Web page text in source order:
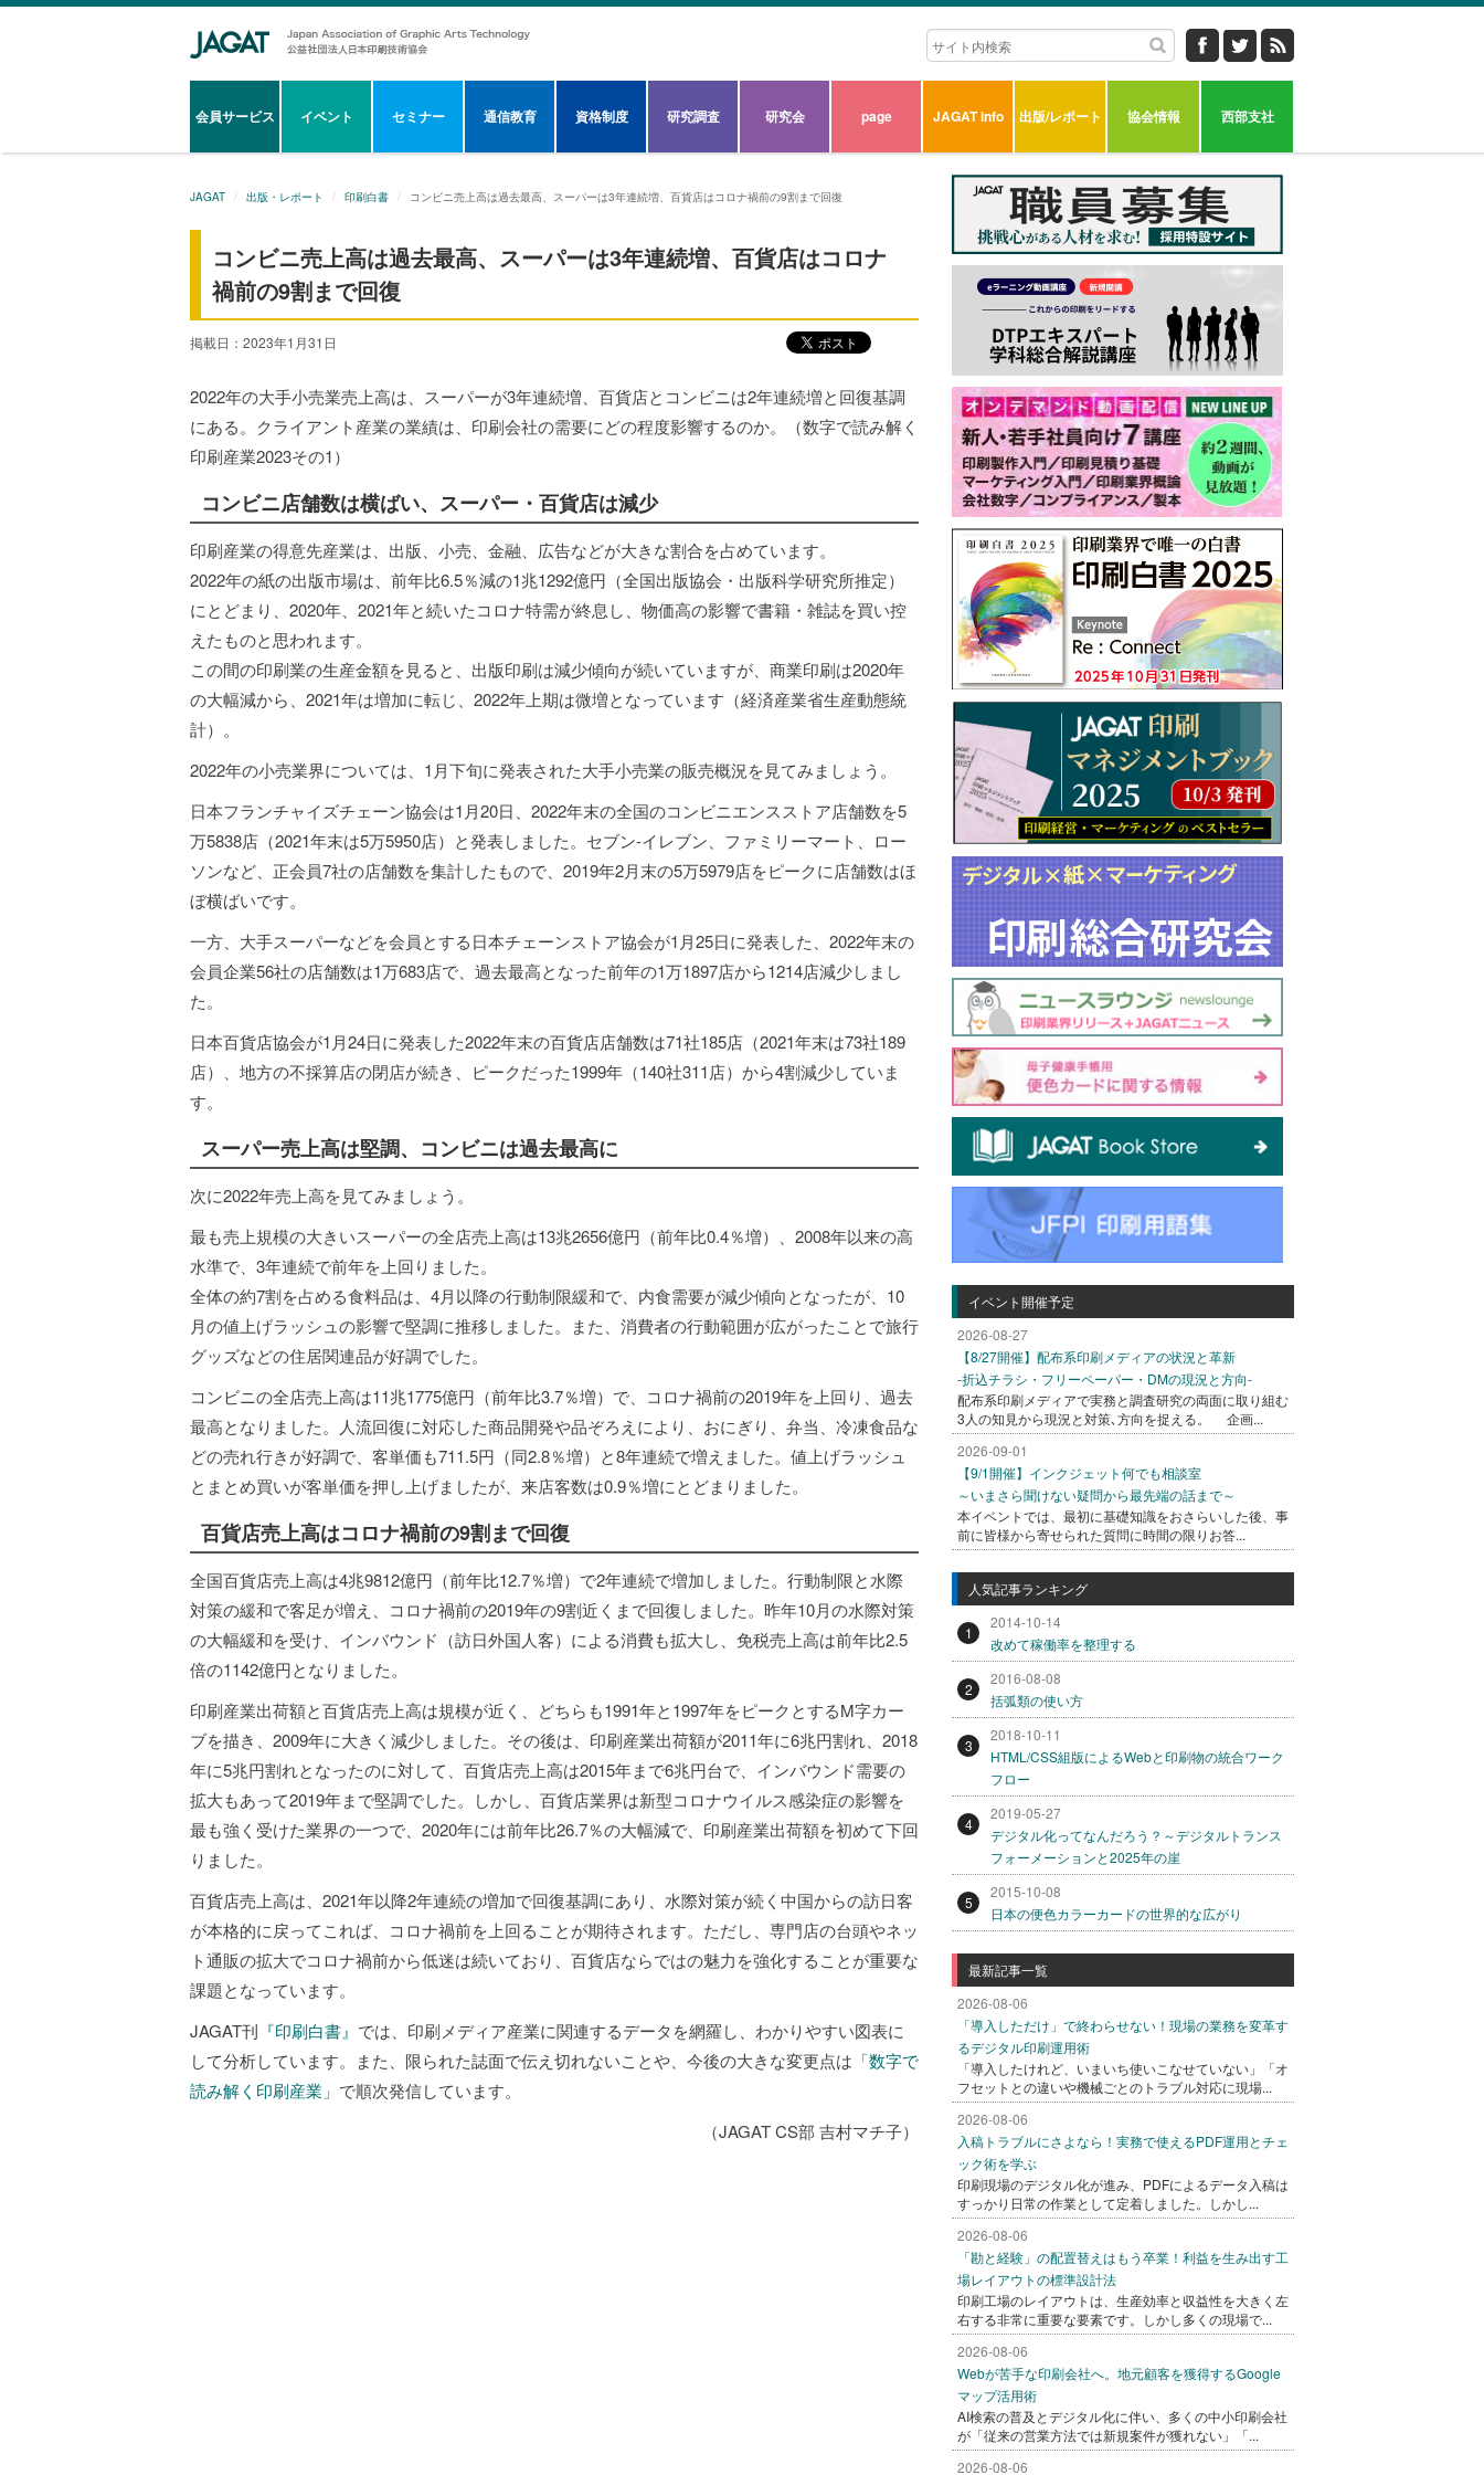
会員サービス イベント セミナー 通信教育 資格制度 研究調査 研究会 page JAGAT info 出版/レポート 協会情報 西部支社
JAGAT 出版・レポート 印刷白書 コンビニ売上高は過去最高、スーパーは3年連続増、百貨店はコロナ禍前の9割まで回復
コンビニ売上高は過去最高、スーパーは3年連続増、百貨店はコロナ
禍前の9割まで回復
掲載日：2023年1月31日
2022年の大手小売業売上高は、スーパーが3年連続増、百貨店とコンビニは2年連続増と回復基調
にある。クライアント産業の業績は、印刷会社の需要にどの程度影響するのか。（数字で読み解く
印刷産業2023その1）
コンビニ店舗数は横ばい、スーパー・百貨店は減少
印刷産業の得意先産業は、出版、小売、金融、広告などが大きな割合を占めています。
2022年の紙の出版市場は、前年比6.5％減の1兆1292億円（全国出版協会・出版科学研究所推定）
にとどまり、2020年、2021年と続いたコロナ特需が終息し、物価高の影響で書籍・雑誌を買い控
えたものと思われます。
この間の印刷業の生産金額を見ると、出版印刷は減少傾向が続いていますが、商業印刷は2020年
の大幅減から、2021年は増加に転じ、2022年上期は微増となっています（経済産業省生産動態統
計）。
2022年の小売業界については、1月下旬に発表された大手小売業の販売概況を見てみましょう。
日本フランチャイズチェーン協会は1月20日、2022年末の全国のコンビニエンスストア店舗数を5
万5838店（2021年末は5万5950店）と発表しました。セブン-イレブン、ファミリーマート、ロー
ソンなど、正会員7社の店舗数を集計したもので、2019年2月末の5万5979店をピークに店舗数はほ
ぼ横ばいです。
一方、大手スーパーなどを会員とする日本チェーンストア協会が1月25日に発表した、2022年末の
会員企業56社の店舗数は1万683店で、過去最高となった前年の1万1897店から1214店減少しまし
た。
日本百貨店協会が1月24日に発表した2022年末の百貨店店舗数は71社185店（2021年末は73社189
店）、地方の不採算店の閉店が続き、ピークだった1999年（140社311店）から4割減少していま
す。
スーパー売上高は堅調、コンビニは過去最高に
次に2022年売上高を見てみましょう。
最も売上規模の大きいスーパーの全店売上高は13兆2656億円（前年比0.4％増）、2008年以来の高
水準で、3年連続で前年を上回りました。
全体の約7割を占める食料品は、4月以降の行動制限緩和で、内食需要が減少傾向となったが、10
月の値上げラッシュの影響で堅調に推移しました。また、消費者の行動範囲が広がったことで旅行
グッズなどの住居関連品が好調でした。
コンビニの全店売上高は11兆1775億円（前年比3.7％増）で、コロナ禍前の2019年を上回り、過去
最高となりました。人流回復に対応した商品開発や品ぞろえにより、おにぎり、弁当、冷凍食品な
どの売れ行きが好調で、客単価も711.5円（同2.8％増）と8年連続で増えました。値上げラッシュ
とまとめ買いが客単価を押し上げましたが、来店客数は0.9％増にとどまりました。
百貨店売上高はコロナ禍前の9割まで回復
全国百貨店売上高は4兆9812億円（前年比12.7％増）で2年連続で増加しました。行動制限と水際
対策の緩和で客足が増え、コロナ禍前の2019年の9割近くまで回復しました。昨年10月の水際対策
の大幅緩和を受け、インバウンド（訪日外国人客）による消費も拡大し、免税売上高は前年比2.5
倍の1142億円となりました。
印刷産業出荷額と百貨店売上高は規模が近く、どちらも1991年と1997年をピークとするM字カー
ブを描き、2009年に大きく減少しました。その後は、印刷産業出荷額が2011年に6兆円割れ、2018
年に5兆円割れとなったのに対して、百貨店売上高は2015年まで6兆円台で、インバウンド需要の
拡大もあって2019年まで堅調でした。しかし、百貨店業界は新型コロナウイルス感染症の影響を
最も強く受けた業界の一つで、2020年には前年比26.7％の大幅減で、印刷産業出荷額を初めて下回
りました。
百貨店売上高は、2021年以降2年連続の増加で回復基調にあり、水際対策が続く中国からの訪日客
が本格的に戻ってこれば、コロナ禍前を上回ることが期待されます。ただし、専門店の台頭やネッ
ト通販の拡大でコロナ禍前から低迷は続いており、百貨店ならではの魅力を強化することが重要な
課題となっています。
JAGAT刊 『印刷白書』 では、印刷メディア産業に関連するデータを網羅し、わかりやすい図表に
して分析しています。また、限られた誌面で伝え切れないことや、今後の大きな変更点は 「数字で
読み解く印刷産業」 で順次発信しています。
（JAGAT CS部 吉村マチ子）
イベント開催予定
2026-08-27
【8/27開催】配布系印刷メディアの状況と革新
-折込チラシ・フリーペーパー・DMの現況と方向-
配布系印刷メディアで実務と調査研究の両面に取り組む
3人の知見から現況と対策､方向を捉える。 企画...
2026-09-01
【9/1開催】インクジェット何でも相談室
～いまさら聞けない疑問から最先端の話まで～
本イベントでは、最初に基礎知識をおさらいした後、事
前に皆様から寄せられた質問に時間の限りお答...
人気記事ランキング
1
2014-10-14
改めて稼働率を整理する
2
2016-08-08
括弧類の使い方
3
2018-10-11
HTML/CSS組版によるWebと印刷物の統合ワーク
フロー
4
2019-05-27
デジタル化ってなんだろう？～デジタルトランス
フォーメーションと2025年の崖
5
2015-10-08
日本の便色カラーカードの世界的な広がり
最新記事一覧
2026-08-06
「導入しただけ」で終わらせない！現場の業務を変革す
るデジタル印刷運用術
「導入したけれど、いまいち使いこなせていない」「オ
フセットとの違いや機械ごとのトラブル対応に現場...
2026-08-06
入稿トラブルにさよなら！実務で使えるPDF運用とチェ
ック術を学ぶ
印刷現場のデジタル化が進み、PDFによるデータ入稿は
すっかり日常の作業として定着しました。しかし...
2026-08-06
「勘と経験」の配置替えはもう卒業！利益を生み出す工
場レイアウトの標準設計法
印刷工場のレイアウトは、生産効率と収益性を大きく左
右する非常に重要な要素です。しかし多くの現場で...
2026-08-06
Webが苦手な印刷会社へ。地元顧客を獲得するGoogle
マップ活用術
AI検索の普及とデジタル化に伴い、多くの中小印刷会社
が「従来の営業方法では新規案件が獲れない」「...
2026-08-06